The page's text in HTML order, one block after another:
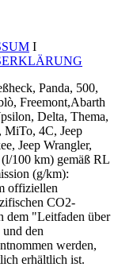
I
Panda, 500,
Freemont,Abarth
Delta, Thema,
MiTo, 4C, Jeep
Jeep Wrangler,
100 km) gemäß RL
(g/km):
offiziellen
CO2-
dem "Leitfaden über
den
werden,
erhältlich ist.